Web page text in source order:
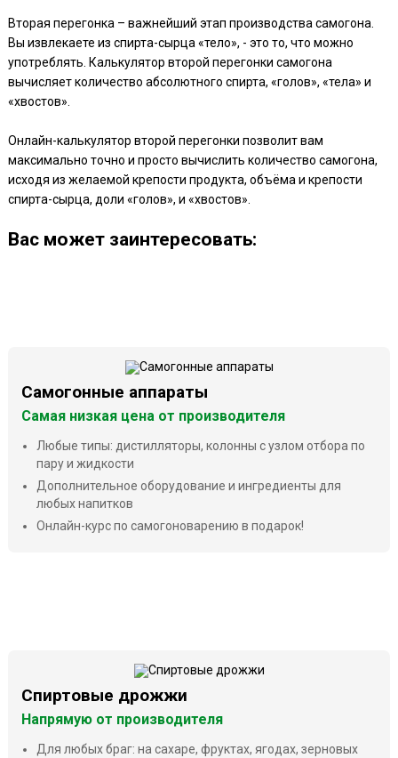
Вторая перегонка – важнейший этап производства самогона.
Вы извлекаете из спирта-сырца «тело», - это то, что можно
употреблять. Калькулятор второй перегонки самогона
вычисляет количество абсолютного спирта, «голов», «тела» и
«хвостов».
Онлайн-калькулятор второй перегонки позволит вам
максимально точно и просто вычислить количество самогона,
исходя из желаемой крепости продукта, объёма и крепости
спирта-сырца, доли «голов», и «хвостов».
Ваc может заинтересовать:
Самогонные аппараты
Самая низкая цена от производителя
Любые типы: дистилляторы, колонны с узлом отбора по
пару и жидкости
Дополнительное оборудование и ингредиенты для
любых напитков
Онлайн-курс по самогоноварению в подарок!
Спиртовые дрожжи
Напрямую от производителя
Для любых браг: на сахаре, фруктах, ягодах, зерновых